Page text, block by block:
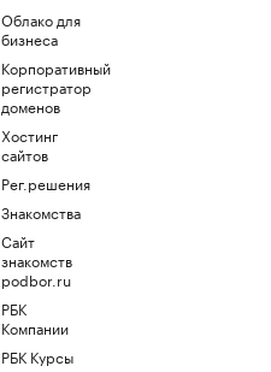
Облако для
бизнеса
Корпоративный
регистратор
доменов
Хостинг
сайтов
Рег.решения
Знакомства
Сайт
знакомств
podbor.ru
РБК
Компании
РБК Курсы